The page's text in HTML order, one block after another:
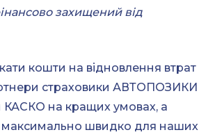
захищений від
кошти на відновлення втрат
страховики АВТОПОЗИКИ
КАСКО на кращих умовах, а
максимально швидко для наших